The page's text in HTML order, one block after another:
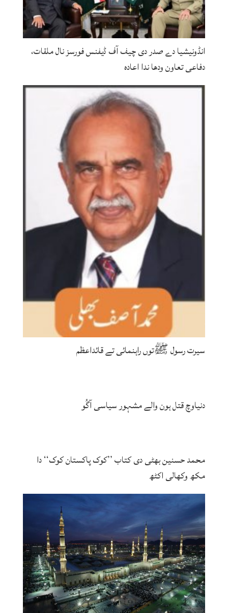
انڈونیشیا دے صدر دی چیف آف ڈیفنس فورسز نال ملقات،
دفاعی تعاون ودھا ندا اعادہ
سیرت رسول ﷺتوں راہنمائی تے قائداعظم
دنیاوچ قتل ہون والے مشہور سیاسی آگُو
محمد حسنین بھٹی دی کتاب ’’کوک پاکستان کوک‘‘ دا
مکھ وکھالی اکٹھ